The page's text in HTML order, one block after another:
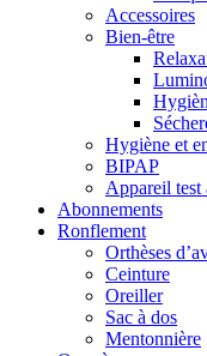
Accessoires
Bien-être
Hygiène et
BIPAP
Appareil test
Abonnements
Ronflement
Orthèses
Ceinture
Oreiller
Sac à dos
Mentonnière